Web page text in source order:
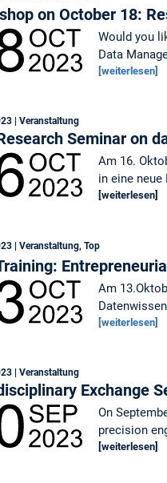
on October 18:
Would you
Data
[weiterlesen]
| Veranstaltung
Seminar on
Am 16.
in eine
[weiterlesen]
| Veranstaltung, Top
Am
[weiterlesen]
| Veranstaltung
Exchange
On
precision
[weiterlesen]